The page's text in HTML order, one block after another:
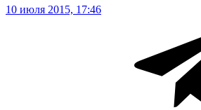
10 июля 2015, 17:46